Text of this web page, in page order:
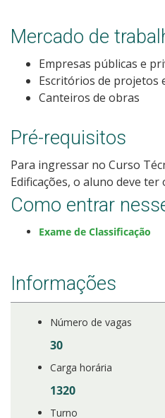
Processos Seletivos
Cotas
Orientações para
Inscrições e acompanhamento
Orientações para Matrícula
Cadastro de interesse
Mercado de
Empresas públicas e
Escritórios de projetos
Canteiros de obras
Pré-requisitos
Para ingressar no Curso
Edificações, o aluno deve
Como entrar
Exame de Classificação
Informações
Número de vagas
30
Carga horária
1320
Turno